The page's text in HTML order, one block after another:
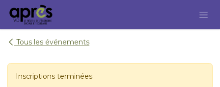
Se rendre au contenu
Tous les événements
Inscriptions terminées